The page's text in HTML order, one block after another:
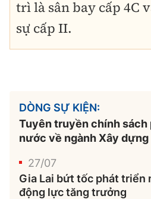
trì là sân bay cấp 4C
sự cấp II.
DÒNG SỰ KIỆN:
Tuyên truyền chính sách
nước về ngành Xây dựng
27/07
Gia Lai bứt tốc phát triển
động lực tăng trưởng